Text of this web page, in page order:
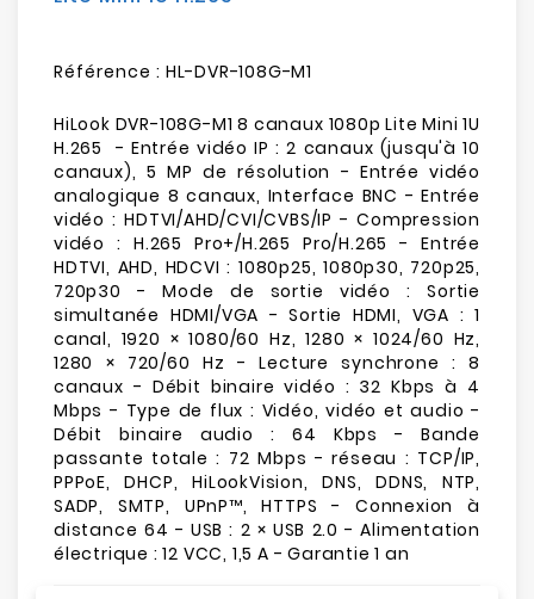
Référence : HL-DVR-108G-M1
HiLook DVR-108G-M1 8 canaux 1080p Lite Mini 1U
H.265 - Entrée vidéo IP : 2 canaux (jusqu'à 10
canaux), 5 MP de résolution - Entrée vidéo
analogique 8 canaux, Interface BNC - Entrée
vidéo : HDTVI/AHD/CVI/CVBS/IP - Compression
vidéo : H.265 Pro+/H.265 Pro/H.265 - Entrée
HDTVI, AHD, HDCVI : 1080p25, 1080p30, 720p25,
720p30 - Mode de sortie vidéo : Sortie
simultanée HDMI/VGA - Sortie HDMI, VGA : 1
canal, 1920 × 1080/60 Hz, 1280 × 1024/60 Hz,
1280 × 720/60 Hz - Lecture synchrone : 8
canaux - Débit binaire vidéo : 32 Kbps à 4
Mbps - Type de flux : Vidéo, vidéo et audio -
Débit binaire audio : 64 Kbps - Bande
passante totale : 72 Mbps - réseau : TCP/IP,
PPPoE, DHCP, HiLookVision, DNS, DDNS, NTP,
SADP, SMTP, UPnP™, HTTPS - Connexion à
distance 64 - USB : 2 × USB 2.0 - Alimentation
électrique : 12 VCC, 1,5 A - Garantie 1 an